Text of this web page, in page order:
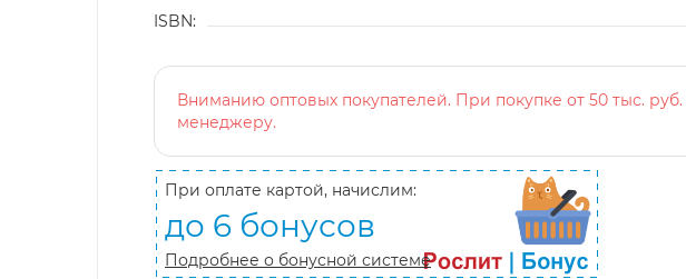
ISBN:
Вниманию оптовых покупателей. При покупке от 50 тыс.
менеджеру.
При оплате картой, начислим:
до 6 бонусов
Подробнее о бонусной системе